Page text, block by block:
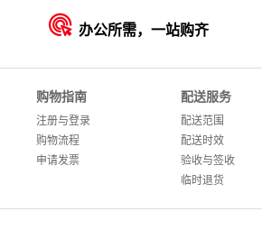
 办公所需，一站购齐
购物指南
注册与登录
购物流程
申请发票
配送服务
配送范围
配送时效
验收与签收
临时退货